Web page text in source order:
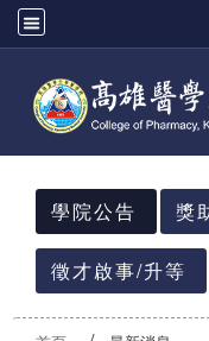
:::
學院公告
獎
徵才啟事/升等